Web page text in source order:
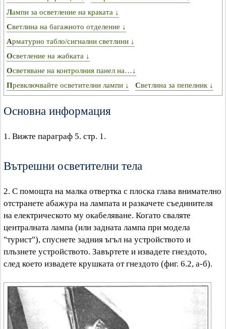
Лампи за осветление на краката ↓
Светлина на багажното отделение ↓
Арматурно табло/сигнални светлини ↓
Осветление на жабката ↓
Осветяване на контролния панел на…↓
Превключвайте осветителни лампи ↓
Светлина за пепелник ↓
Основна информация
1. Вижте параграф 5. стр. 1.
Вътрешни осветителни тела
2. С помощта на малка отвертка с плоска глава внимателно
отстранете абажура на лампата и разкачете съединителя
на електрическото му окабеляване. Когато сваляте
централната лампа (или задната лампа при модела
"турист"), спуснете задния ъгъл на устройството и
плъзнете устройството. Завъртете и извадете гнездото,
след което извадете крушката от гнездото (фиг. 6.2, а-б).